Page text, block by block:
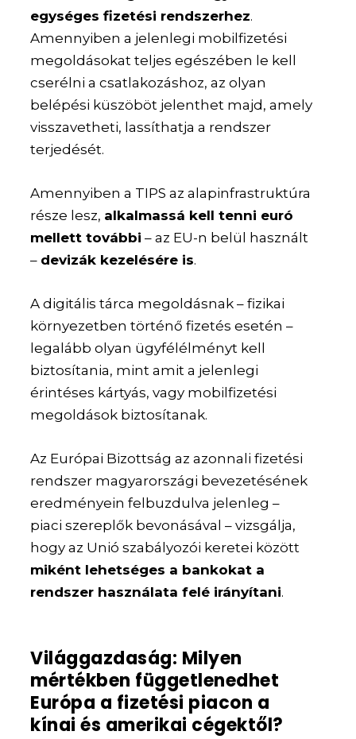
egységes fizetési rendszerhez.
Amennyiben a jelenlegi mobilfizetési
megoldásokat teljes egészében le kell
cserélni a csatlakozáshoz, az olyan
belépési küszöböt jelenthet majd, amely
visszavetheti, lassíthatja a rendszer
terjedését.
Amennyiben a TIPS az alapinfrastruktúra
része lesz, alkalmassá kell tenni euró
mellett további – az EU-n belül használt
– devizák kezelésére is.
A digitális tárca megoldásnak – fizikai
környezetben történő fizetés esetén –
legalább olyan ügyfélélményt kell
biztosítania, mint amit a jelenlegi
érintéses kártyás, vagy mobilfizetési
megoldások biztosítanak.
Az Európai Bizottság az azonnali fizetési
rendszer magyarországi bevezetésének
eredményein felbuzdulva jelenleg –
piaci szereplők bevonásával – vizsgálja,
hogy az Unió szabályozói keretei között
miként lehetséges a bankokat a
rendszer használata felé irányítani.
Világgazdaság: Milyen
mértékben függetlenedhet
Európa a fizetési piacon a
kínai és amerikai cégektől?